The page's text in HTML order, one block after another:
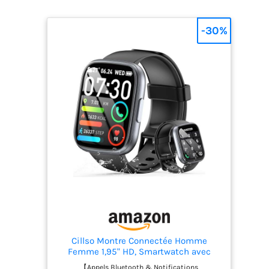
Cillso Montre Connectée Homme
Femme 1,95" HD, Smartwatch avec
Appels Bluetooth, 112 Modes Sportifs,
【Appels Bluetooth & Notifications
-30%